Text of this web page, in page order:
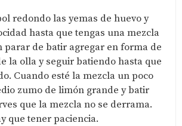
redondo las yemas de huevo y
hasta que tengas una mezcla
parar de batir agregar en forma de
la olla y seguir batiendo hasta que
Cuando esté la mezcla un poco
zumo de limón grande y batir
que la mezcla no se derrama.
que tener paciencia.